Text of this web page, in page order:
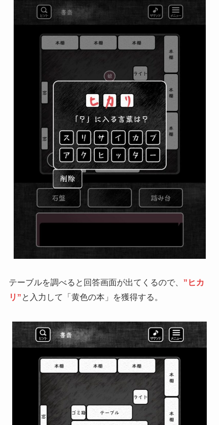
テーブルを調べると回答画面が出てくるので、 ”ヒカ
リ” と入力して「黄色の本」を獲得する。